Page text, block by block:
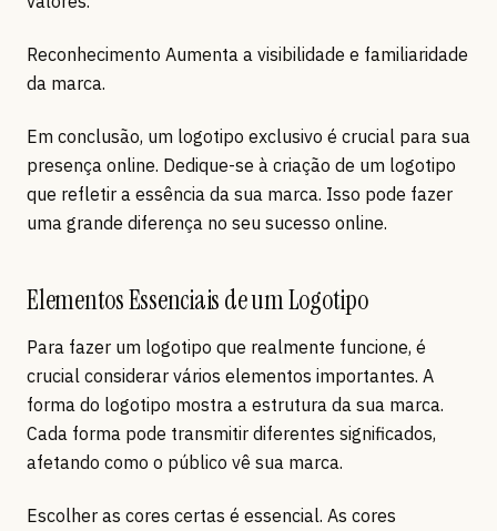
Reconhecimento Aumenta a visibilidade e familiaridade
da marca.
Em conclusão, um logotipo exclusivo é crucial para sua
presença online. Dedique-se à criação de um logotipo
que refletir a essência da sua marca. Isso pode fazer
uma grande diferença no seu sucesso online.
Elementos Essenciais de um Logotipo
Para fazer um logotipo que realmente funcione, é
crucial considerar vários elementos importantes. A
forma do logotipo mostra a estrutura da sua marca.
Cada forma pode transmitir diferentes significados,
afetando como o público vê sua marca.
Escolher as cores certas é essencial. As cores